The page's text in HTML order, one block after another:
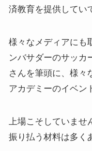
済教育を提供してい
様々なメディアにも
ンバサダーのサッカ
さんを筆頭に、様々
アカデミーのイベン
上場こそしていま
振り払う材料は多く